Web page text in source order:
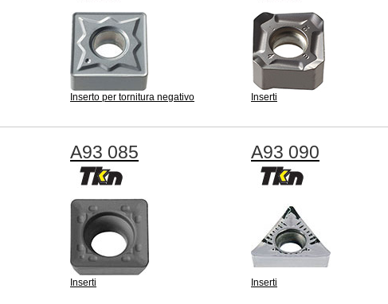
Inserto per tornitura negativo Inserti
A93 085
Inserti
A93 090
Inserti